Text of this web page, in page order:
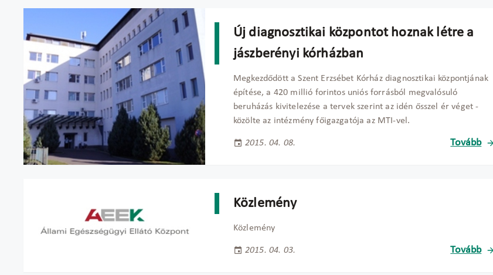
Új diagnosztikai központot hoznak létre a
jászberényi kórházban
Megkezdődött a Szent Erzsébet Kórház diagnosztikai központjának
építése, a 420 millió forintos uniós forrásból megvalósuló
beruházás kivitelezése a tervek szerint az idén ősszel ér véget -
közölte az intézmény főigazgatója az MTI-vel.
2015. 04. 08. Tovább
Közlemény
Közlemény
2015. 04. 03. Tovább